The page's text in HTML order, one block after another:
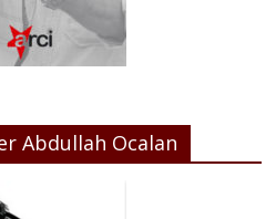
Abdullah Ocalan